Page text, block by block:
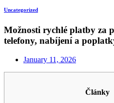
Uncategorized
Možnosti rychlé platby za
telefony, nabíjení a
January 11, 2026
Články